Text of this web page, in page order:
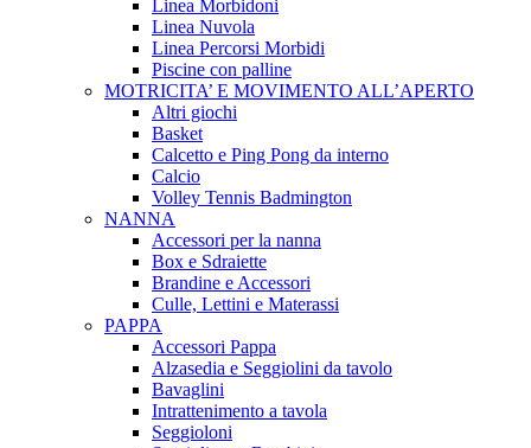
Linea Morbidoni
Linea Nuvola
Linea Percorsi Morbidi
Piscine con palline
MOTRICITA’ E MOVIMENTO ALL’APERTO
Altri giochi
Basket
Calcetto e Ping Pong da interno
Calcio
Volley Tennis Badmington
NANNA
Accessori per la nanna
Box e Sdraiette
Brandine e Accessori
Culle, Lettini e Materassi
PAPPA
Accessori Pappa
Alzasedia e Seggiolini da tavolo
Bavaglini
Intrattenimento a tavola
Seggioloni